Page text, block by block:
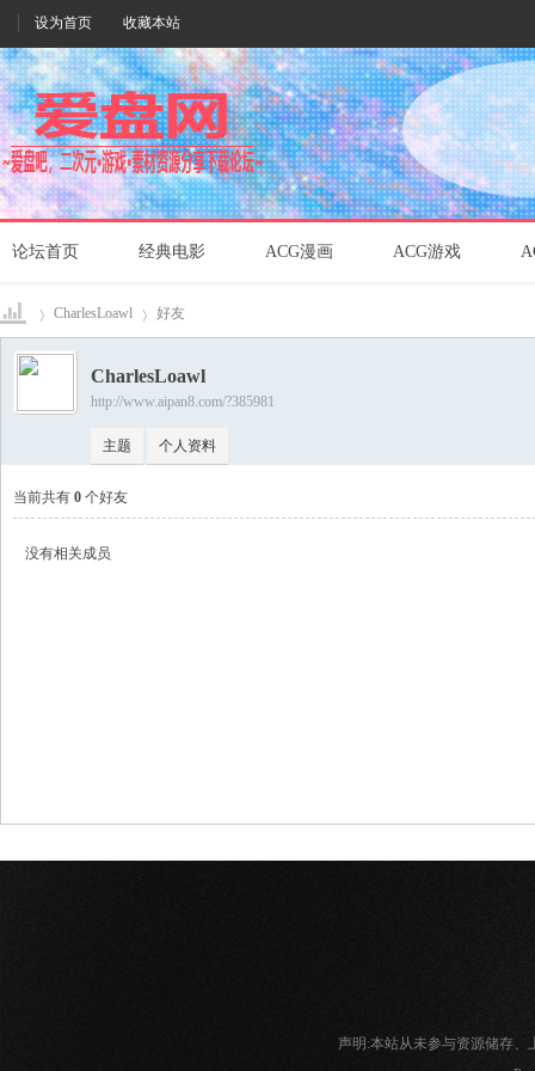
设为首页 收藏本站
论坛首页 经典电影 ACG漫画 ACG游戏
爱盘›
CharlesLoawl 好友
CharlesLoawl
http://www.aipan8.com/?385981
主题 个人资料
当前共有 0 个好友
没有相关成员
声明:本站从未参与资源储存、